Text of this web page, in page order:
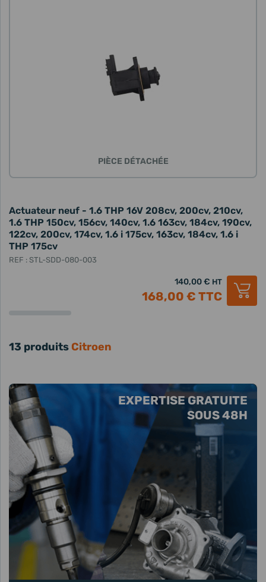
EXPERTISE GRATUITE
SOUS 48H
PIÈCE DÉTACHÉE
Actuateur neuf - 1.6 THP 16V 208cv, 200cv, 210cv,
1.6 THP 150cv, 156cv, 140cv, 1.6 163cv, 184cv, 190cv,
122cv, 200cv, 174cv, 1.6 i 175cv, 163cv, 184cv, 1.6 i
THP 175cv
REF : STL-SDD-080-003
140,00 € HT
168,00 € TTC
13 produits Citroen